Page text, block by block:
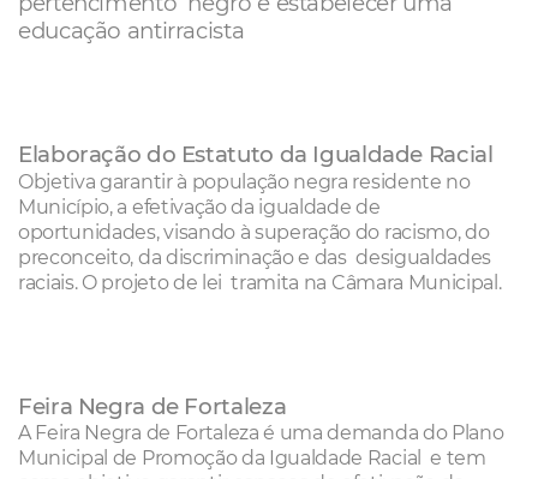
educação antirracista
Elaboração do Estatuto da Igualdade Racial
Objetiva garantir à população negra residente no
Município, a efetivação da igualdade de
oportunidades, visando à superação do racismo, do
preconceito, da discriminação e das desigualdades
raciais. O projeto de lei tramita na Câmara Municipal.
Feira Negra de Fortaleza
A Feira Negra de Fortaleza é uma demanda do Plano
Municipal de Promoção da Igualdade Racial e tem